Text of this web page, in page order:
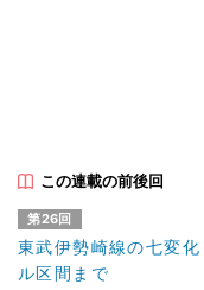
この連載の前後回
第26回
東武伊勢崎線の七変
ル区間まで